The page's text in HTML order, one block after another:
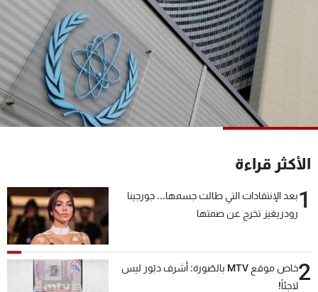
الأكثر قراءة
1بعد الإنتقادات التي طالت جسمها... جورجينا
رودريغيز تخرج عن صمتها
2
خاص موقع MTV بالصّورة: أشرف دبّور ليس
لاجئاً!
منوعات رياضة
كأس العالم
جدول البرامج
شاهد البرامج
الترددات
عن MTV
شروط الإسـتخدام
سياسة الخصوصية